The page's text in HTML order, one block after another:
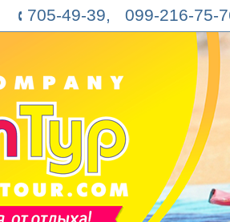
705-49-39, 099-216-75-